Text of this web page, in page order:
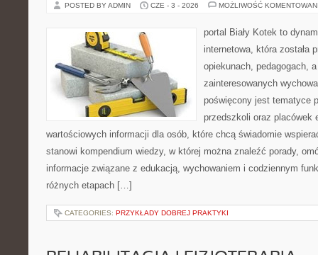
POSTED BY ADMIN CZE - 3 - 2026 MOŻLIWOŚĆ
portal Biały Kotek to
internetowa, która została
opiekunach, pedagogach,
zainteresowanych
poświęcony jest tematyce
przedszkoli oraz placówek
wartościowych informacji dla osób, które chcą świadomie
stanowi kompendium wiedzy, w której można znaleźć porady,
informacje związane z edukacją, wychowaniem i codziennym
różnych etapach […]
CATEGORIES: PRZYKŁADY DOBREJ PRAKTYKI